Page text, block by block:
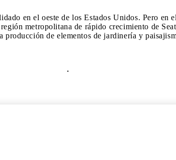
en el oeste de los Estados Unidos. Pero en
metropolitana de rápido crecimiento de
de elementos de jardinería y